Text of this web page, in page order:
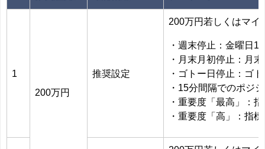
1
200万円
推奨設定
200万円若しくはマイ
・週末停止：金曜日
・月末月初停止：月
・ゴトー日停止：ゴ
・15分間隔でのポジ
・重要度「最高」：
・重要度「高」：指